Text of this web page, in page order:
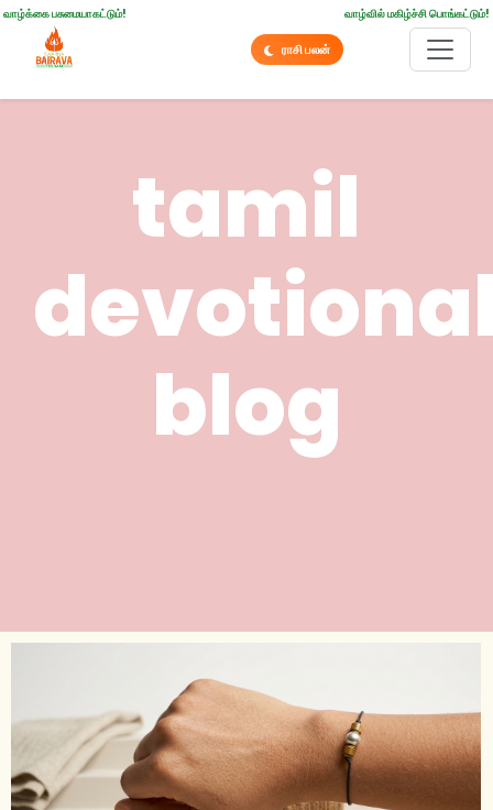
வாழ்க்கை பசுமையாகட்டும்! வாழ்வில் மகிழ்ச்சி பொங்கட்டும்!
ராசி பலன்
tamil
blog